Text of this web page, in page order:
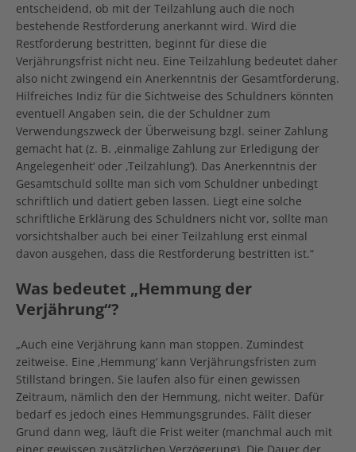
entscheidend, ob mit der Teilzahlung auch die noch
bestehende Restforderung anerkannt wird. Wird die
Restforderung bestritten, beginnt für diese die
Verjährungsfrist nicht neu. Eine Teilzahlung bedeutet daher
also nicht zwingend ein Anerkenntnis der Gesamtforderung.
Hilfreiches Indiz für die Sichtweise des Schuldners könnten
eventuell Angaben sein, die der Schuldner zum
Verwendungszweck der Überweisung bzgl. seiner Zahlung
gemacht hat (z. B. ‚einmalige Zahlung zur Erledigung der
Angelegenheit‘ oder ‚Teilzahlung‘). Das Anerkenntnis der
Gesamtschuld sollte man sich vom Schuldner unbedingt
schriftlich und datiert geben lassen. Liegt eine solche
schriftliche Erklärung des Schuldners nicht vor, sollte man
vorsichtshalber auch bei einer Teilzahlung erst einmal
davon ausgehen, dass die Restforderung bestritten ist.“
Was bedeutet „Hemmung der
Verjährung“?
„Auch eine Verjährung kann man stoppen. Zumindest
zeitweise. Eine ‚Hemmung‘ kann Verjährungsfristen zum
Stillstand bringen. Sie laufen also für einen gewissen
Zeitraum, nämlich den der Hemmung, nicht weiter. Dafür
bedarf es jedoch eines Hemmungsgrundes. Fällt dieser
Grund dann weg, läuft die Frist weiter (manchmal auch mit